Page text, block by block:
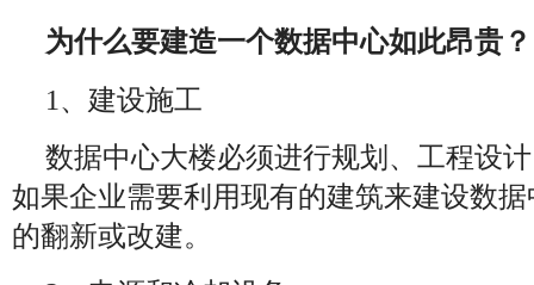
为什么要建造一个数据中心如此昂贵？
1、建设施工
数据中心大楼必须进行规划、工程设
如果企业需要利用现有的建筑来建设数
的翻新或改建。